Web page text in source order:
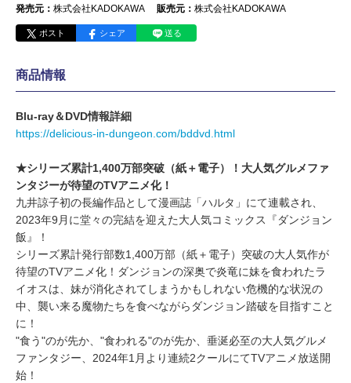
発売元： 株式会社KADOKAWA 販売元： 株式会社KADOKAWA
ポスト シェア 送る
商品情報
Blu-ray＆DVD情報詳細
https://delicious-in-dungeon.com/bddvd.html
​★シリーズ累計1,400万部突破（紙＋電子）！大人気グルメファ
ンタジーが待望のTVアニメ化！
​九井諒子初の長編作品として漫画誌「ハルタ」にて連載され、
2023年9月に堂々の完結を迎えた大人気コミックス『ダンジョン
飯』！
​シリーズ累計発行部数1,400万部（紙＋電子）突破の大人気作が
待望のTVアニメ化！ダンジョンの深奥で炎竜に妹を食われたラ
イオスは、妹が消化されてしまうかもしれない危機的な状況の
中、襲い来る魔物たちを食べながらダンジョン踏破を目指すこと
に！
​"食う"のが先か、"食われる"のが先か、垂涎必至の大人気グルメ
ファンタジー、2024年1月より連続2クールにてTVアニメ放送開
始！